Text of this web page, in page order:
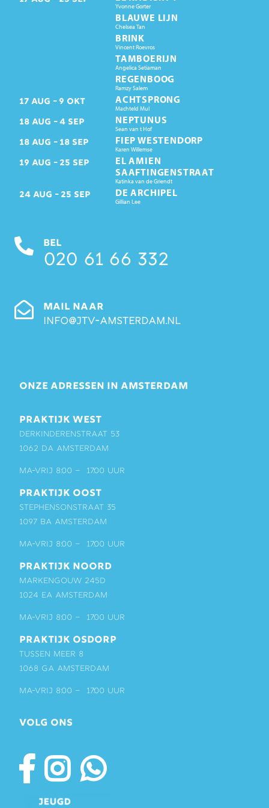
Yvonne Gorter
BLAUWE LIJN
Chelsea Tan
BRINK
Vincent Roevros
TAMBOERIJN
Angelica Setiaman
REGENBOOG
Ramzy Salem
17 AUG 9 OKT ACHTSPRONG
Machteld Mul
18 AUG 4 SEP NEPTUNUS
Sean van t Hof
18 AUG 18 SEP FIEP WESTENDORP
Karen Willemse
19 AUG 25 SEP
EL AMIEN
SAAFTINGENSTRAAT
Katinka van de Griendt
24 AUG 25 SEP DE ARCHIPEL
Gillian Lee
BEL
020 61 66 332
MAIL NAAR
info@jtv-amsterdam.nl
ONZE ADRESSEN IN AMSTERDAM
PRAKTIJK WEST
Derkinderenstraat 53
1062 DA Amsterdam
ma-vrij 8:00 – 17:00 uur
PRAKTIJK OOST
Stephensonstraat 35
1097 BA Amsterdam
ma-vrij 8:00 – 17:00 uur
PRAKTIJK NOORD
Markengouw 245D
1024 EA Amsterdam
ma-vrij 8:00 – 17:00 uur
PRAKTIJK OSDORP
Tussen Meer 8
1068 GA Amsterdam
ma-vrij 8:00 – 17:00 uur
VOLG ONS